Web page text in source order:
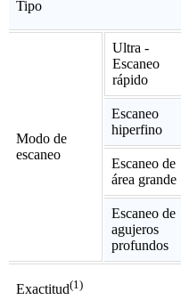
Tipo
Modo de
escaneo
Ultra -
Escaneo
rápido
Escaneo
hiperfino
Escaneo de
área grande
Escaneo de
agujeros
profundos
Exactitud(1)